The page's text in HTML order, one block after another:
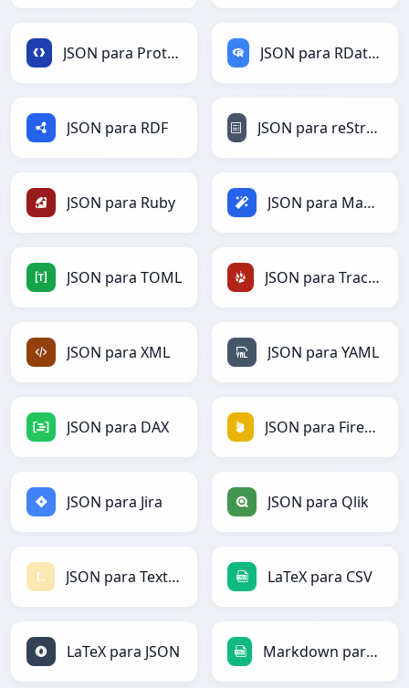
JSON para Protobuf JSON para RDataFrame
JSON para RDF JSON para reStructuredText
JSON para Ruby JSON para Magic
JSON para TOML JSON para TracWiki
JSON para XML JSON para YAML
JSON para DAX JSON para Firebase
JSON para Jira JSON para Qlik
JSON para Textile LaTeX para CSV
LaTeX para JSON Markdown para CSV